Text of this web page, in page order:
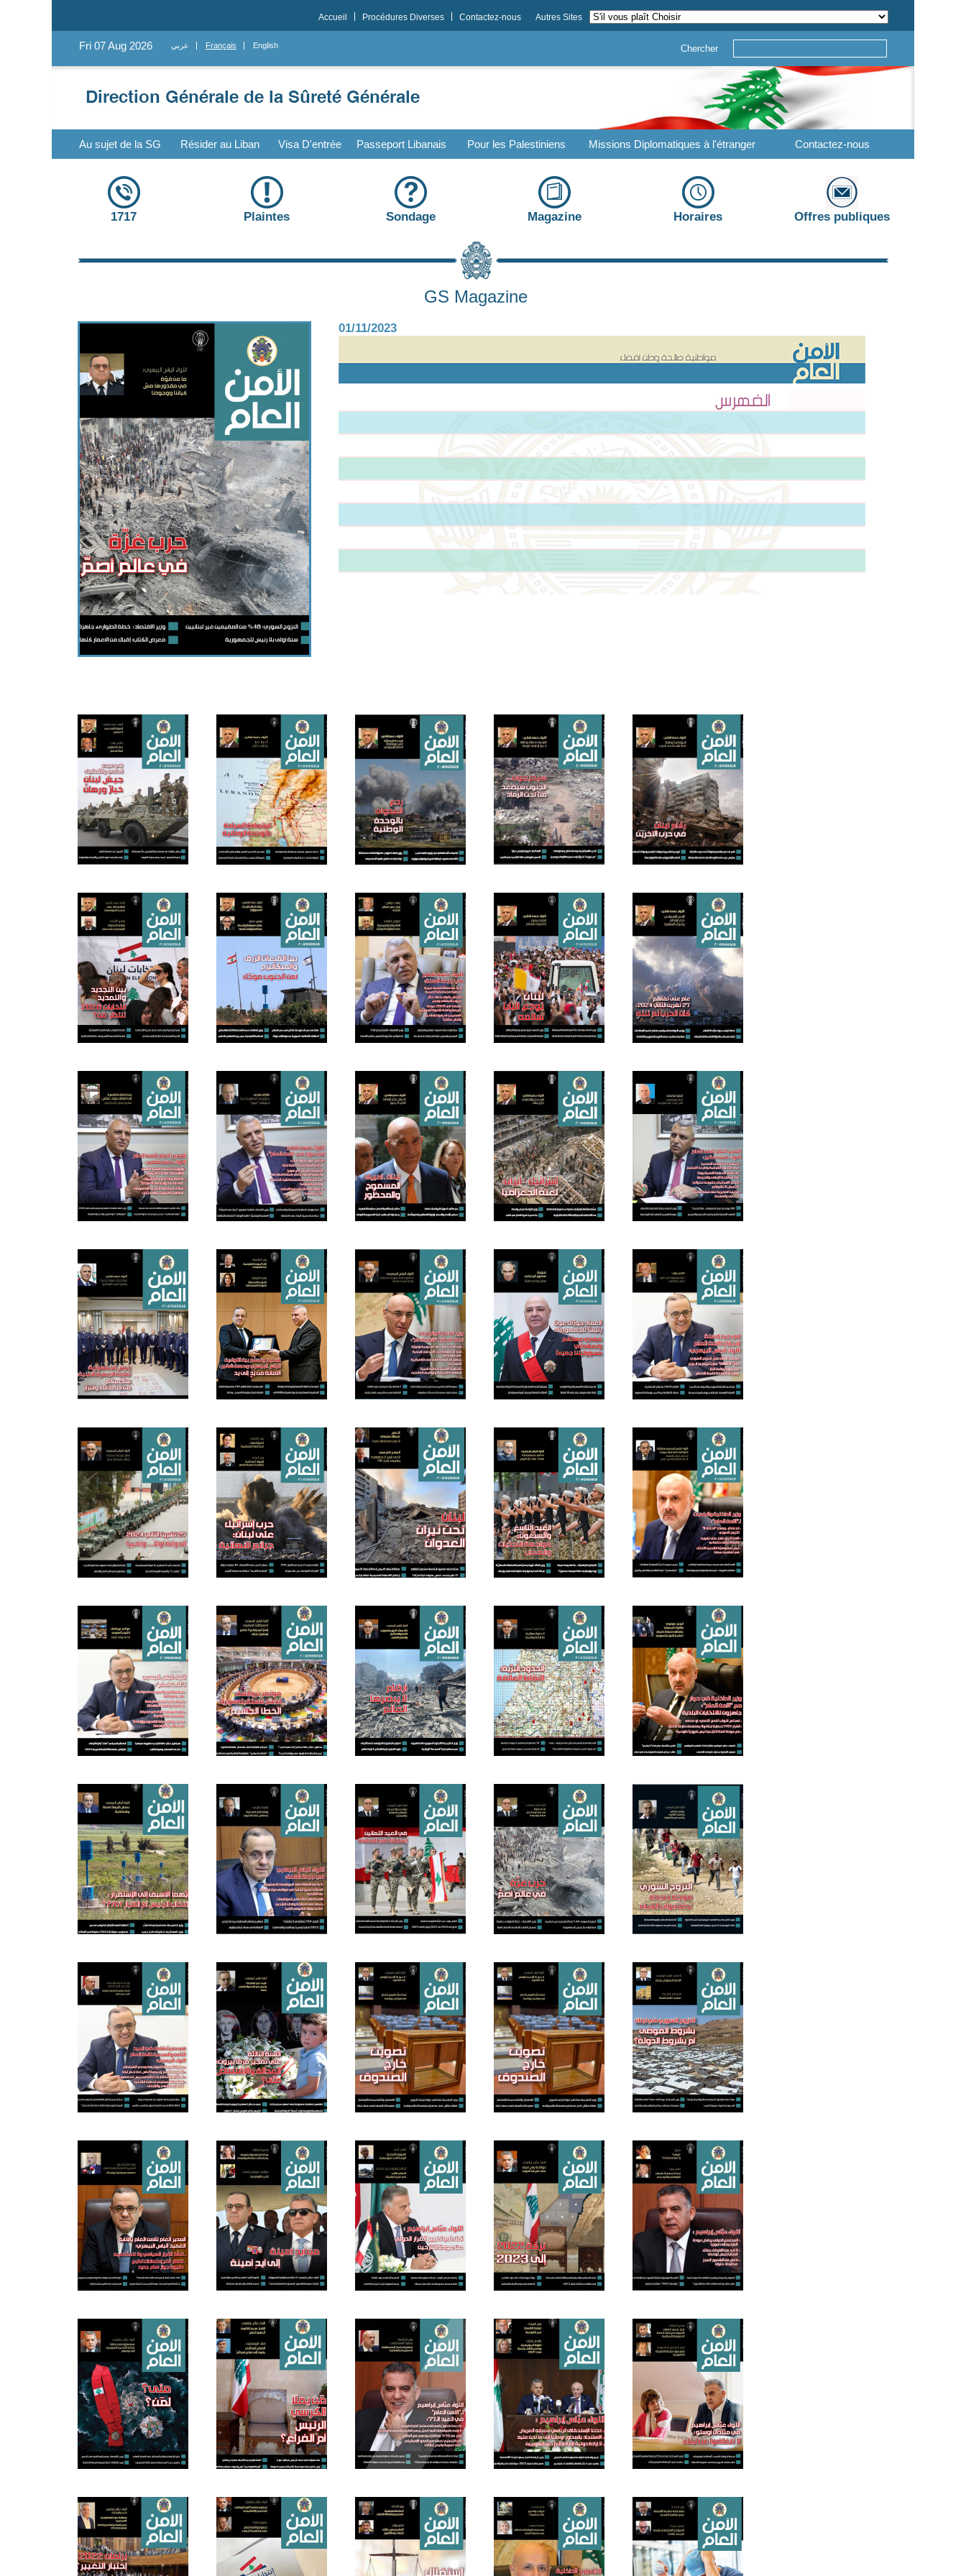
Accueil Procédures Diverses Contactez-nous Autres Sites
Fri 07 Aug 2026 عربي Français English Chercher
Au sujet de la SG Résider au Liban Visa D'entrée Passeport Libanais Pour les Palestiniens Missions Diplomatiques à l'étranger Contactez-nous
1717 Plaintes Sondage Magazine Horaires Offres publiques
GS Magazine
01/11/2023